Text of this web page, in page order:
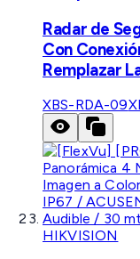
Radar de
Con
Remplazar
XBS-RDA-09
HIKVISION